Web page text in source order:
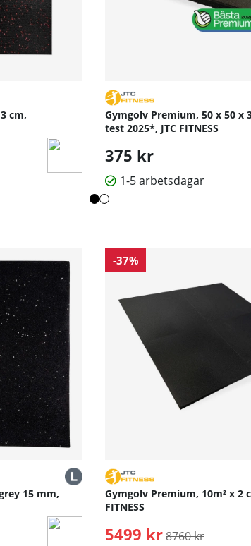
cm,
Gymgolv Premium, 50 x 50 x
test 2025*, JTC FITNESS
375 kr
1-5 arbetsdagar
15 mm,
-37%
Gymgolv Premium, 10m² x 2
FITNESS
5499 kr Ordinarie pris:
8760 kr